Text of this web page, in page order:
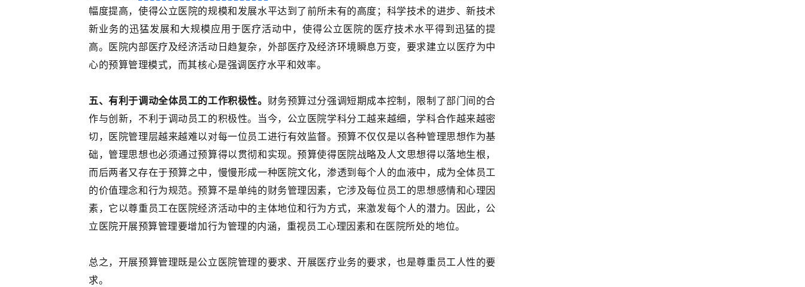
幅度提高，使得公立医院的规模和发展水平达到了前所未有的高度；科学技术的进步、新技术
新业务的迅猛发展和大规模应用于医疗活动中，使得公立医院的医疗技术水平得到迅猛的提
高。医院内部医疗及经济活动日趋复杂，外部医疗及经济环境瞬息万变，要求建立以医疗为中
心的预算管理模式，而其核心是强调医疗水平和效率。
五、有利于调动全体员工的工作积极性。 财务预算过分强调短期成本控制，限制了部门间的合
作与创新，不利于调动员工的积极性。当今，公立医院学科分工越来越细，学科合作越来越密
切，医院管理层越来越难以对每一位员工进行有效监督。预算不仅仅是以各种管理思想作为基
础，管理思想也必须通过预算得以贯彻和实现。预算使得医院战略及人文思想得以落地生根，
而后两者又存在于预算之中，慢慢形成一种医院文化，渗透到每个人的血液中，成为全体员工
的价值理念和行为规范。预算不是单纯的财务管理因素，它涉及每位员工的思想感情和心理因
素，它以尊重员工在医院经济活动中的主体地位和行为方式，来激发每个人的潜力。因此，公
立医院开展预算管理要增加行为管理的内涵，重视员工心理因素和在医院所处的地位。
总之，开展预算管理既是公立医院管理的要求、开展医疗业务的要求，也是尊重员工人性的要
求。